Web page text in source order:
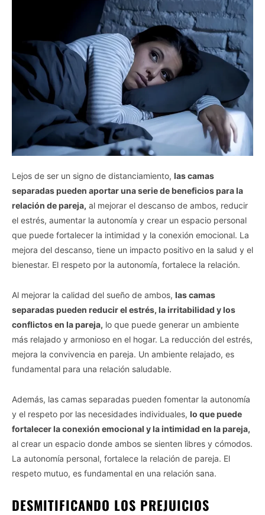
Lejos de ser un signo de distanciamiento, las camas
separadas pueden aportar una serie de beneficios para la
relación de pareja, al mejorar el descanso de ambos, reducir
el estrés, aumentar la autonomía y crear un espacio personal
que puede fortalecer la intimidad y la conexión emocional. La
mejora del descanso, tiene un impacto positivo en la salud y el
bienestar. El respeto por la autonomía, fortalece la relación.
Al mejorar la calidad del sueño de ambos, las camas
separadas pueden reducir el estrés, la irritabilidad y los
conflictos en la pareja, lo que puede generar un ambiente
más relajado y armonioso en el hogar. La reducción del estrés,
mejora la convivencia en pareja. Un ambiente relajado, es
fundamental para una relación saludable.
Además, las camas separadas pueden fomentar la autonomía
y el respeto por las necesidades individuales, lo que puede
fortalecer la conexión emocional y la intimidad en la pareja,
al crear un espacio donde ambos se sienten libres y cómodos.
La autonomía personal, fortalece la relación de pareja. El
respeto mutuo, es fundamental en una relación sana.
DESMITIFICANDO LOS PREJUICIOS